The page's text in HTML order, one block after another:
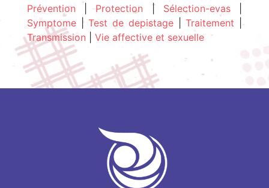
Prévention | Protection | Sélection-evas|
Symptome|Test de depistage|Traitement
Transmission
Vie affective et sexuelle